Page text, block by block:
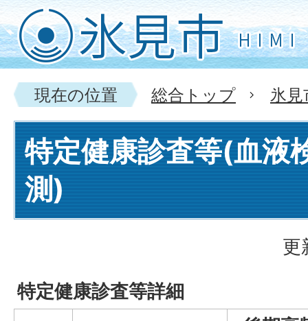
現在の位置 総合トップ 氷
特定健康診査等(血液
測)
更
特定健康診査等詳細